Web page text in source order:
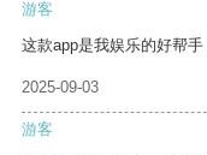
游客
这款app是我娱乐的好帮
2025-09-03
游客